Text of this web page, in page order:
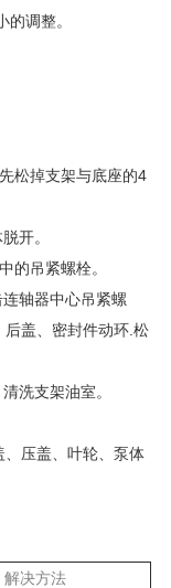
调整。
松掉支架与底座的4
开。
的吊紧螺栓。
轴器中心吊紧螺
盖、密封件动环.松
洗支架油室。
压盖、叶轮、泵体
解决方法